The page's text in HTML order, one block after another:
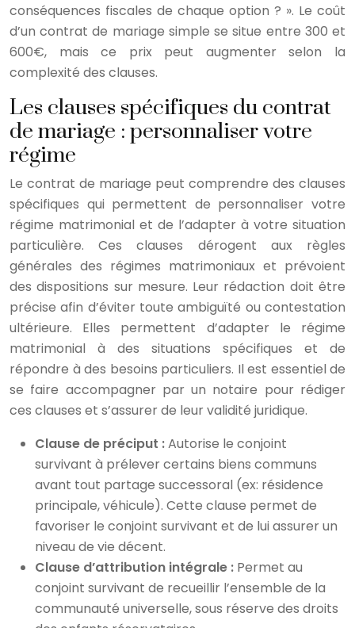
conséquences fiscales de chaque option ? ». Le coût
d’un contrat de mariage simple se situe entre 300 et
600€, mais ce prix peut augmenter selon la
complexité des clauses.
Les clauses spécifiques du contrat
de mariage : personnaliser votre
régime
Le contrat de mariage peut comprendre des clauses
spécifiques qui permettent de personnaliser votre
régime matrimonial et de l’adapter à votre situation
particulière. Ces clauses dérogent aux règles
générales des régimes matrimoniaux et prévoient
des dispositions sur mesure. Leur rédaction doit être
précise afin d’éviter toute ambiguïté ou contestation
ultérieure. Elles permettent d’adapter le régime
matrimonial à des situations spécifiques et de
répondre à des besoins particuliers. Il est essentiel de
se faire accompagner par un notaire pour rédiger
ces clauses et s’assurer de leur validité juridique.
Clause de préciput :Autorise le conjoint
survivant à prélever certains biens communs
avant tout partage successoral (ex: résidence
principale, véhicule). Cette clause permet de
favoriser le conjoint survivant et de lui assurer un
niveau de vie décent.
Clause d’attribution intégrale : Permet au
conjoint survivant de recueillir l’ensemble de la
communauté universelle, sous réserve des droits